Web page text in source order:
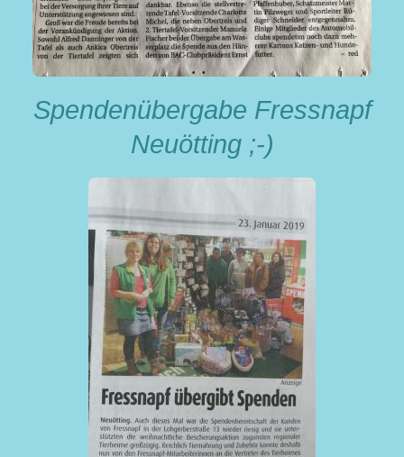
Spendenübergabe Fressnapf
Neuötting ;-)